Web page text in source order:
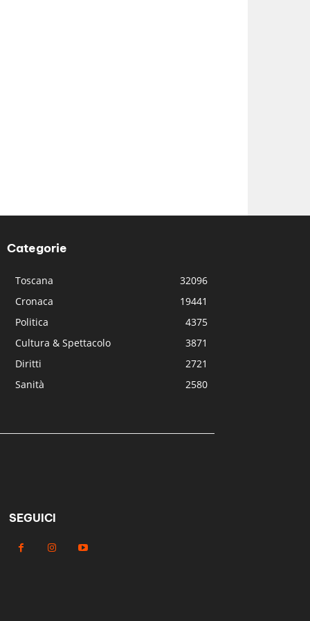
Categorie
Toscana
32096
Cronaca
19441
Politica
4375
Cultura & Spettacolo
3871
Diritti
2721
Sanità
2580
SEGUICI